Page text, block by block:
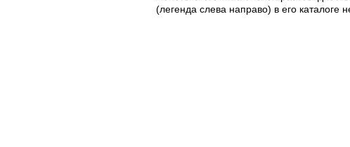
(легенда слева направо) в его каталоге